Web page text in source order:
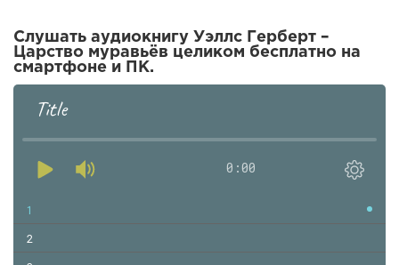
Слушать аудиокнигу Уэллс Герберт –
Царство муравьёв целиком бесплатно на
смартфоне и ПК.
Title
0:00
1
2